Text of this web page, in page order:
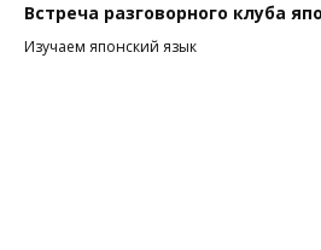
Встреча разговорного клуба
Изучаем японский язык